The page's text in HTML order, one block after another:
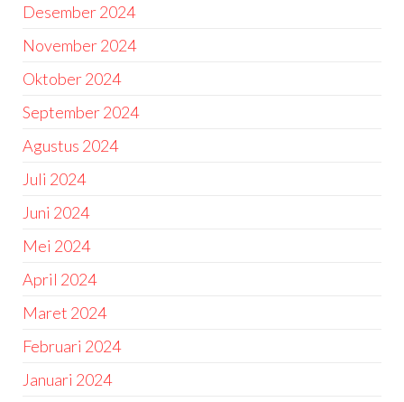
Desember 2024
November 2024
Oktober 2024
September 2024
Agustus 2024
Juli 2024
Juni 2024
Mei 2024
April 2024
Maret 2024
Februari 2024
Januari 2024